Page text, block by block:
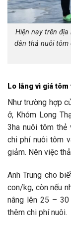
Hiện nay trên
dân thả nuôi tôm
Lo lắng vì giá tôm
Như trường hợp
ở, Khóm Long
3ha nuôi tôm thẻ
chi phí nuôi tôm
giảm. Nên việc
Anh Trung cho
con/kg, còn nếu
nâng lên 25 –
thêm chi phí nuôi.